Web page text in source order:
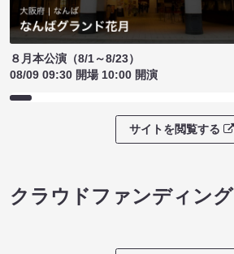
８月本公演（8/1～8/23）
08/09 09:30 開場 10:00 開演
サイトを閲覧する
クラウドファンディング